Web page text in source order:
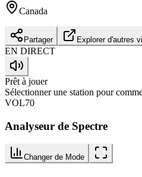
Canada
Partager Explorer d'autres
EN DIRECT
Prêt à jouer
Sélectionner une station pour
VOL70
Analyseur de Spectre
Changer de Mode